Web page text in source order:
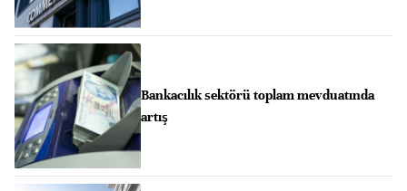
Bankacılık sektörü toplam mevduatında
artış